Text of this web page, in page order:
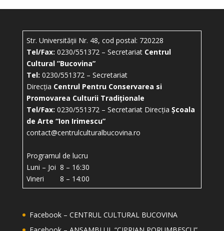
Str. Universității Nr. 48, cod postal: 720228
Tel/Fax: 0230/551372 – Secretariat Centrul
Cultural ”Bucovina”
Tel: 0230/551372 – Secretariat
Direcția Centrul Pentru Conservarea si
Promovarea Culturii Tradiționale
Tel/Fax: 0230/551372 – Secretariat Direcția Școala
de Arte “Ion Irimescu”
contact@centrulculturalbucovina.ro
Programul de lucru
Luni – Joi 8 – 16:30
Vineri 8 – 14:00
Facebook – CENTRUL CULTURAL BUCOVINA